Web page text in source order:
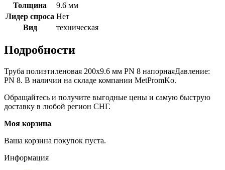
Толщина
9.6 мм
Лидер спроса Нет
Вид
техническая
Подробности
Труба полиэтиленовая 200х9.6 мм PN 8 напорнаяДавление:
PN 8. В наличии на складе компании MetPromKo.
Обращайтесь и получите выгодные цены и самую быструю
доставку в любой регион СНГ.
Моя корзина
Ваша корзина покупок пуста.
Информация